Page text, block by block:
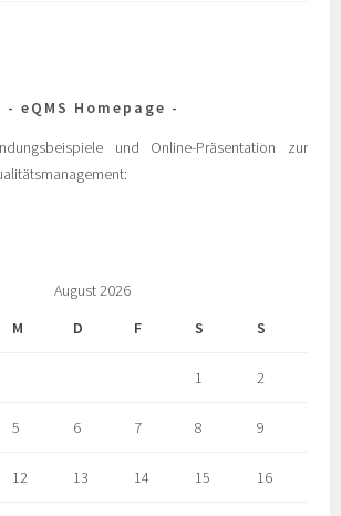
eQMS Homepage
und Online-Präsentation zur
August 2026
M D F S S
1 2
5 6 7 8 9
12 13 14 15 16